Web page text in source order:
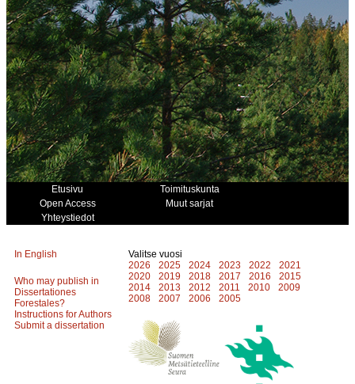
Etusivu
Toimituskunta
Open Access
Muut sarjat
Yhteystiedot
In English
Who may publish in
Dissertationes
Forestales?
Instructions for Authors
Submit a dissertation
Valitse vuosi
2026
2025 2024 2023 2022
2021
2020
2019 2018 2017 2016
2015
2014
2013 2012 2011 2010
2009
2008
2007 2006 2005